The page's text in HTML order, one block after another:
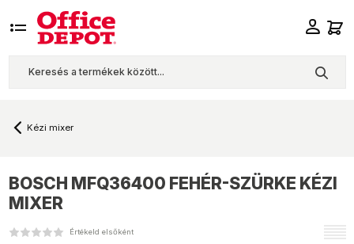
Kézi mixer
BOSCH MFQ36400 FEHÉR-SZÜRKE KÉZI
MIXER
Értékeld elsőként